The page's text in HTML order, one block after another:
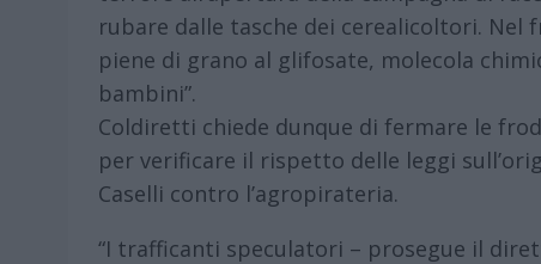
rubare dalle tasche dei cerealicoltori.
piene di grano al glifosate, molecola
bambini”.
Coldiretti chiede dunque di fermare le
per verificare il rispetto delle leggi
Caselli contro l’agropirateria.
“I trafficanti speculatori – prosegue il